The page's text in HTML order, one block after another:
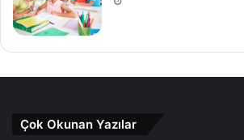
Çok Okunan Yazılar